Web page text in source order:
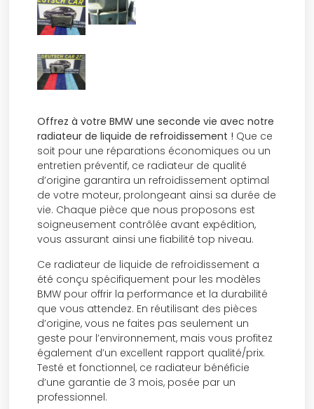
Offrez à votre BMW une seconde vie avec notre
radiateur de liquide de refroidissement ! Que ce
soit pour une réparations économiques ou un
entretien préventif, ce radiateur de qualité
d’origine garantira un refroidissement optimal
de votre moteur, prolongeant ainsi sa durée de
vie. Chaque pièce que nous proposons est
soigneusement contrôlée avant expédition,
vous assurant ainsi une fiabilité top niveau.
Ce radiateur de liquide de refroidissement a
été conçu spécifiquement pour les modèles
BMW pour offrir la performance et la durabilité
que vous attendez. En réutilisant des pièces
d’origine, vous ne faites pas seulement un
geste pour l’environnement, mais vous profitez
également d’un excellent rapport qualité/prix.
Testé et fonctionnel, ce radiateur bénéficie
d’une garantie de 3 mois, posée par un
professionnel.